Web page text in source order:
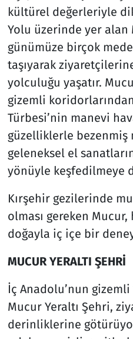
kültürel değerleriyle
Yolu üzerinde yer alan
günümüze birçok
taşıyarak
yolculuğu yaşatır.
gizemli
Türbesi’nin manevi
güzelliklerle bezenmiş
geleneksel el
yönüyle keşfedilmeye
Kırşehir gezilerinde
olması gereken
doğayla iç içe bir
MUCUR YERALTI ŞEHRİ
İç Anadolu’nun
Mucur Yeraltı Şehri,
derinliklerine
Televizyon